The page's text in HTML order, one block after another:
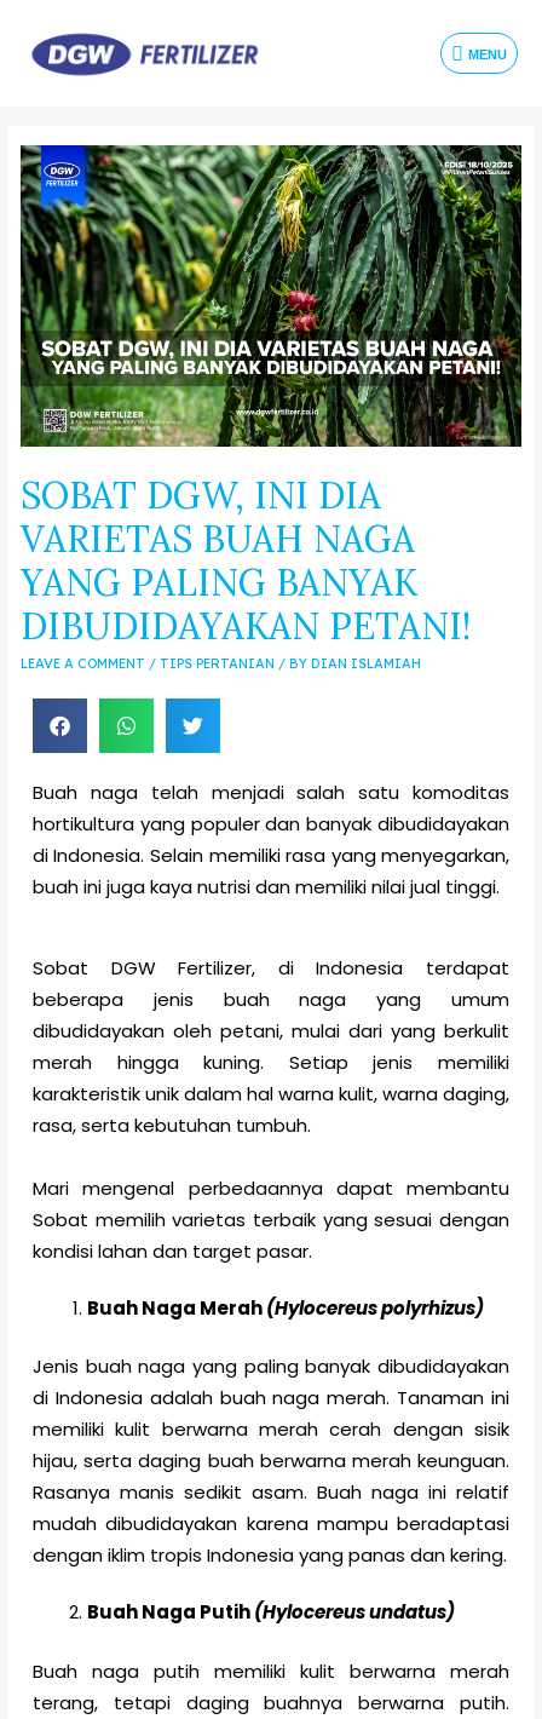
MENU
SOBAT DGW, INI DIA
VARIETAS BUAH NAGA
YANG PALING BANYAK
DIBUDIDAYAKAN PETANI!
LEAVE A COMMENT / TIPS PERTANIAN / BY DIAN ISLAMIAH
Buah naga telah menjadi salah satu komoditas
hortikultura yang populer dan banyak dibudidayakan
di Indonesia. Selain memiliki rasa yang menyegarkan,
buah ini juga kaya nutrisi dan memiliki nilai jual tinggi.
Sobat DGW Fertilizer, di Indonesia terdapat
beberapa jenis buah naga yang umum
dibudidayakan oleh petani, mulai dari yang berkulit
merah hingga kuning. Setiap jenis memiliki
karakteristik unik dalam hal warna kulit, warna daging,
rasa, serta kebutuhan tumbuh.
Mari mengenal perbedaannya dapat membantu
Sobat memilih varietas terbaik yang sesuai dengan
kondisi lahan dan target pasar.
Buah Naga Merah(Hylocereus polyrhizus)
Jenis buah naga yang paling banyak dibudidayakan
di Indonesia adalah buah naga merah. Tanaman ini
memiliki kulit berwarna merah cerah dengan sisik
hijau, serta daging buah berwarna merah keunguan.
Rasanya manis sedikit asam. Buah naga ini relatif
mudah dibudidayakan karena mampu beradaptasi
dengan iklim tropis Indonesia yang panas dan kering.
Buah Naga Putih(Hylocereus undatus)
Buah naga putih memiliki kulit berwarna merah
terang, tetapi daging buahnya berwarna putih.